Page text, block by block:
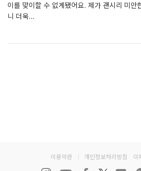
이를 맞이할 수 없게됐어요. 제가 괜시리 미안
니 더욱...
이용약관 개인정보처리방침 이